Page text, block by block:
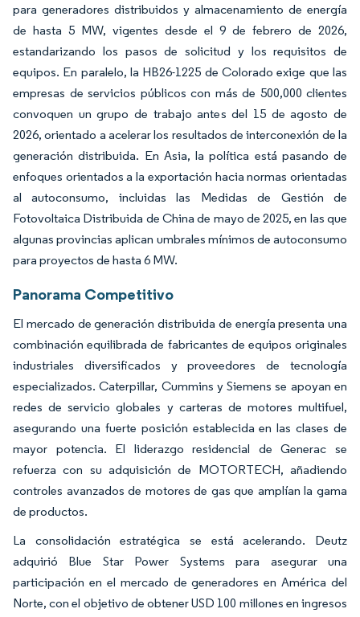
para generadores distribuidos y almacenamiento de energía
de hasta 5 MW, vigentes desde el 9 de febrero de 2026,
estandarizando los pasos de solicitud y los requisitos de
equipos. En paralelo, la HB26-1225 de Colorado exige que las
empresas de servicios públicos con más de 500,000 clientes
convoquen un grupo de trabajo antes del 15 de agosto de
2026, orientado a acelerar los resultados de interconexión de la
generación distribuida. En Asia, la política está pasando de
enfoques orientados a la exportación hacia normas orientadas
al autoconsumo, incluidas las Medidas de Gestión de
Fotovoltaica Distribuida de China de mayo de 2025, en las que
algunas provincias aplican umbrales mínimos de autoconsumo
para proyectos de hasta 6 MW.
Panorama Competitivo
El mercado de generación distribuida de energía presenta una
combinación equilibrada de fabricantes de equipos originales
industriales diversificados y proveedores de tecnología
especializados. Caterpillar, Cummins y Siemens se apoyan en
redes de servicio globales y carteras de motores multifuel,
asegurando una fuerte posición establecida en las clases de
mayor potencia. El liderazgo residencial de Generac se
refuerza con su adquisición de MOTORTECH, añadiendo
controles avanzados de motores de gas que amplían la gama
de productos.
La consolidación estratégica se está acelerando. Deutz
adquirió Blue Star Power Systems para asegurar una
participación en el mercado de generadores en América del
Norte, con el objetivo de obtener USD 100 millones en ingresos